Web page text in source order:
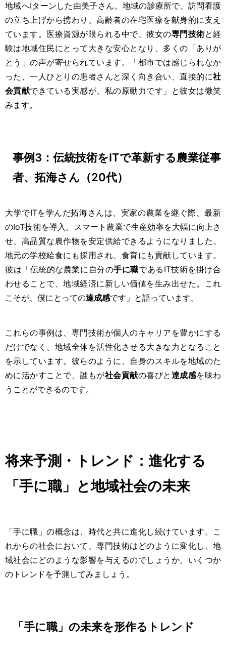
地域へIターンした由美子さん。地域の診療所で、訪問看護
の立ち上げから携わり、高齢者の在宅医療を献身的に支え
ています。医療資源が限られる中で、彼女の専門技術と経
験は地域住民にとって大きな安心となり、多くの「ありが
とう」の声が寄せられています。「都市では感じられなか
った、一人ひとりの患者さんと深く向き合い、直接的に社
会貢献できている実感が、私の原動力です」と彼女は微笑
みます。
事例3：伝統技術をITで革新する農業従事
者、拓海さん（20代）
大学でITを学んだ拓海さんは、実家の農業を継ぐ際、最新
のIoT技術を導入。スマート農業で生産効率を大幅に向上さ
せ、高品質な農作物を安定供給できるようになりました。
地元の学校給食にも採用され、食育にも貢献しています。
彼は「伝統的な農業に自分の手に職であるIT技術を掛け合
わせることで、地域経済に新しい価値を生み出せた。これ
こそが、僕にとっての達成感です」と語っています。
これらの事例は、専門技術が個人のキャリアを豊かにする
だけでなく、地域全体を活性化させる大きな力となること
を示しています。彼らのように、自身のスキルを地域のた
めに活かすことで、誰もが社会貢献の喜びと 達成感を味わ
うことができるのです。
将来予測・トレンド：進化する
「手に職」と地域社会の未来
「手に職」の概念は、時代と共に進化し続けています。こ
れからの社会において、専門技術はどのように変化し、地
域社会にどのような影響を与えるのでしょうか。いくつか
のトレンドを予測してみましょう。
「手に職」の未来を形作るトレンド